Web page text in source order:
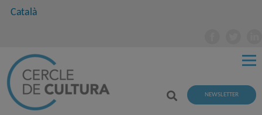
Català
NEWSLETTER